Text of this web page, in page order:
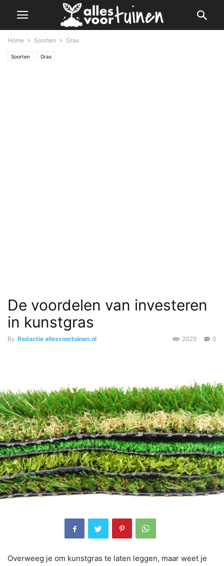
Home Soorten Gras
Soorten Gras
De voordelen van investeren
in kunstgras
By Redactie allesvoortuinen.nl 0
2029
Overweeg je om kunstgras te laten leggen, maar weet je